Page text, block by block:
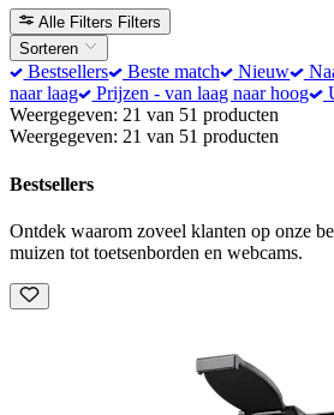
Alle Filters Filters
Sorteren
Bestsellers Beste match Nieuw
naar laag
Prijzen - van laag naar hoog
Weergegeven: 21 van 51 producten
Weergegeven: 21 van 51 producten
Bestsellers
Ontdek waarom zoveel klanten op onze
muizen tot toetsenborden en webcams.